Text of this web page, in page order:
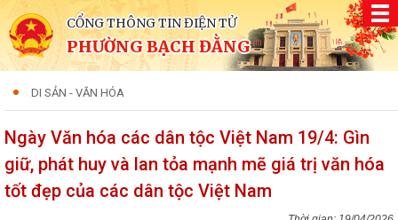
CỔNG THÔNG TIN ĐIỆN TỬ
PHƯỜNG BẠCH ĐẰNG
DI SẢN - VĂN HÓA
Ngày Văn hóa các dân tộc Việt Nam 19/4: Gìn
giữ, phát huy và lan tỏa mạnh mẽ giá trị văn hóa
tốt đẹp của các dân tộc Việt Nam